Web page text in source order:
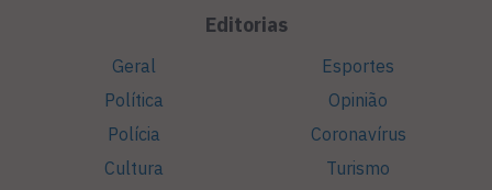
Editorias
Geral
Política
Polícia
Cultura
Esportes
Opinião
Coronavírus
Turismo